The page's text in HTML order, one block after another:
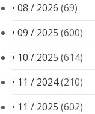
• 08 / 2026 (69)
• 09 / 2025 (600)
• 10 / 2025 (614)
• 11 / 2024(210)
• 11 / 2025 (602)